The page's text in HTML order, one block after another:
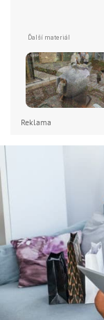
Reklama